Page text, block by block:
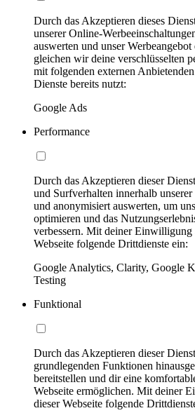
Durch das Akzeptieren dieses
unserer Online-
auswerten und unser
gleichen wir deine verschlüsselten
mit folgenden externen
Dienste bereits nutzt:
Google Ads
Performance
Durch das Akzeptieren dieser
und Surfverhalten innerhalb
und anonymisiert auswerten, um
optimieren und das
verbessern. Mit deiner Einwilligung
Webseite folgende Drittdienste ein:
Google Analytics, Clarity, Google
Testing
Funktional
Durch das Akzeptieren dieser
grundlegenden Funktionen
bereitstellen und dir eine
Webseite ermöglichen. Mit deiner
dieser Webseite folgende